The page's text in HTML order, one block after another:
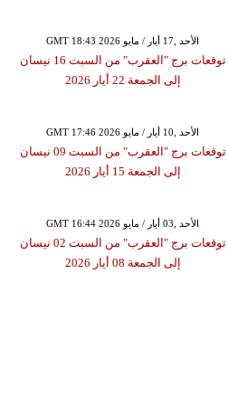
GMT 18:43 2026 الأحد ,17 أيار / مايو
توقعات برج "العقرب" من السبت 16 نيسان
إلى الجمعة 22 أيار 2026
GMT 17:46 2026 الأحد ,10 أيار / مايو
توقعات برج "العقرب" من السبت 09 نيسان
إلى الجمعة 15 أيار 2026
GMT 16:44 2026 الأحد ,03 أيار / مايو
توقعات برج "العقرب" من السبت 02 نيسان
إلى الجمعة 08 أيار 2026